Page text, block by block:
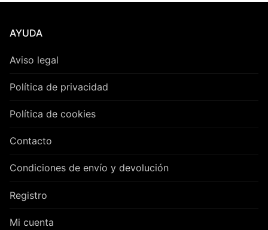
AYUDA
Aviso legal
Política de privacidad
Política de cookies
Contacto
Condiciones de envío y devolución
Registro
Mi cuenta